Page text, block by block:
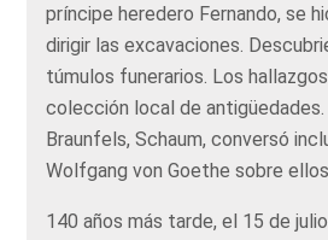
príncipe heredero Fernando, se
dirigir las excavaciones.
túmulos funerarios. Los
colección local de antigüedades.
Braunfels, Schaum, conversó
Wolfgang von Goethe sobre
140 años más tarde, el 15 de